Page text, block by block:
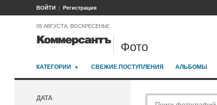
ВОЙТИ Регистрация
09 АВГУСТА, ВОСКРЕСЕНЬЕ
Фото
КАТЕГОРИИ СВЕЖИЕ ПОСТУПЛЕНИЯ АЛЬБОМЫ
ДАТА